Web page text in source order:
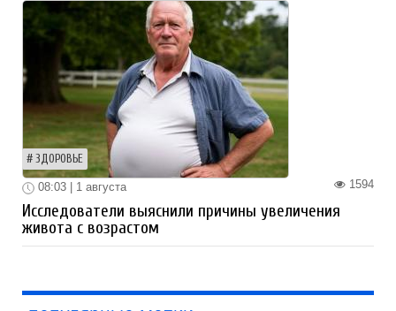
ЗДОРОВЬЕ
1594
08:03 | 1 августа
Исследователи выяснили причины увеличения
живота с возрастом